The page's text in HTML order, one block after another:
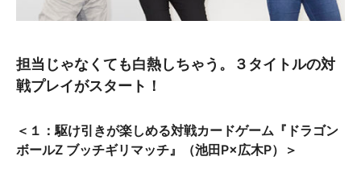
担当じゃなくても白熱しちゃう。３タイトルの対
戦プレイがスタート！
＜１：駆け引きが楽しめる対戦カードゲーム『ドラゴン
ボールZ ブッチギリマッチ』（池田P×広木P）＞